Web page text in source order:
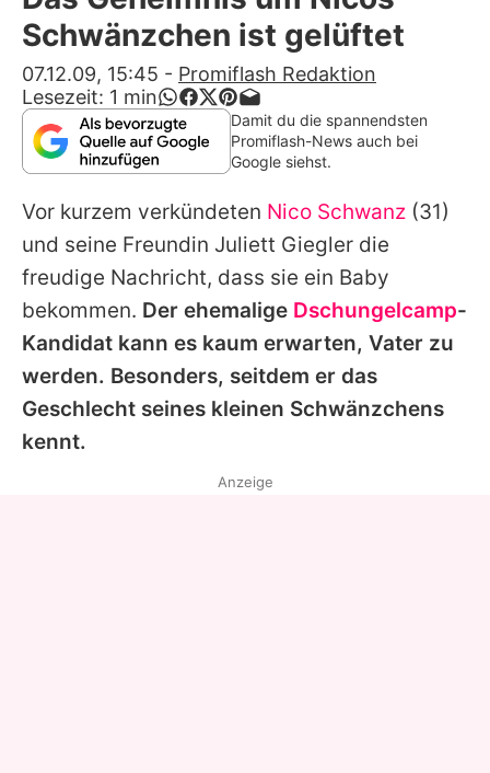
Alle Themen auf Promiflash
App runterladen
Team
Redaktionelle Richtlinien
Impressum
Datenschutzerklärung
Nutzungsbedingungen
Utiq verwalten
Schwänzchen ist gelüftet
07.12.09, 15:45 - Promiflash Redaktion
Lesezeit: 1 min
Damit du die spannendsten
Promiflash-News auch bei
Google siehst.
Vor kurzem verkündeten Nico Schwanz (31)
und seine Freundin Juliett Giegler die
freudige Nachricht, dass sie ein Baby
bekommen. Der ehemalige Dschungelcamp-
Kandidat kann es kaum erwarten, Vater zu
werden. Besonders, seitdem er das
Geschlecht seines kleinen Schwänzchens
kennt.
Anzeige